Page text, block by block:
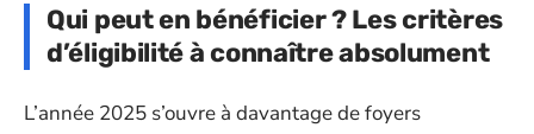
Qui peut en bénéficier ? Les critères
d’éligibilité à connaître absolument
L’année 2025 s’ouvre à davantage de foyers